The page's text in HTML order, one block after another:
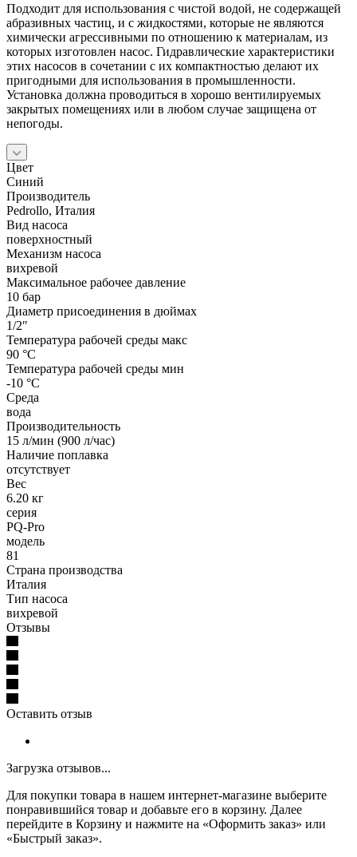
Подходит для использования с чистой водой, не содержащей
абразивных частиц, и с жидкостями, которые не являются
химически агрессивными по отношению к материалам, из
которых изготовлен насос. Гидравлические характеристики
этих насосов в сочетании с их компактностью делают их
пригодными для использования в промышленности.
Установка должна проводиться в хорошо вентилируемых
закрытых помещениях или в любом случае защищена от
непогоды.
Цвет
Синий
Производитель
Pedrollo, Италия
Вид насоса
поверхностный
Механизм насоса
вихревой
Максимальное рабочее давление
10 бар
Диаметр присоединения в дюймах
1/2″
Температура рабочей среды макс
90 °С
Температура рабочей среды мин
-10 °С
Среда
вода
Производительность
15 л/мин (900 л/час)
Наличие поплавка
отсутствует
Вес
6.20 кг
серия
PQ-Pro
модель
81
Страна производства
Италия
Тип насоса
вихревой
Отзывы
Оставить отзыв
Загрузка отзывов...
Для покупки товара в нашем интернет-магазине выберите
понравившийся товар и добавьте его в корзину. Далее
перейдите в Корзину и нажмите на «Оформить заказ» или
«Быстрый заказ».